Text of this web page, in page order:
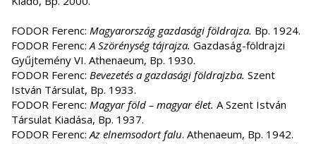
FODOR Ferenc: Magyarország gazdasági földrajza. Bp. 1924.
FODOR Ferenc:A Szörénység tájrajza. Gazdaság-földrajzi
Gyűjtemény VI. Athenaeum, Bp. 1930.
FODOR Ferenc: Bevezetés a gazdasági földrajzba. Szent
István Társulat, Bp. 1933.
FODOR Ferenc: Magyar föld – magyar élet. A Szent István
Társulat Kiadása, Bp. 1937.
FODOR Ferenc:Az elnemsodort falu. Athenaeum, Bp. 1942.